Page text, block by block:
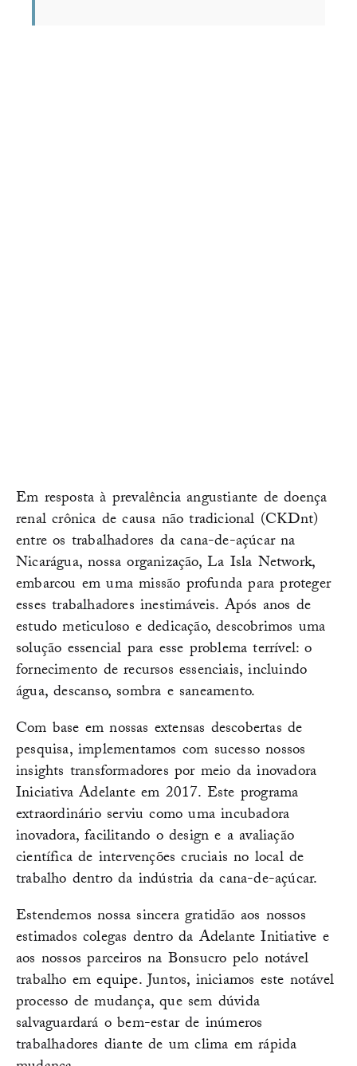
Em resposta à prevalência angustiante de doença
renal crônica de causa não tradicional (CKDnt)
entre os trabalhadores da cana-de-açúcar na
Nicarágua, nossa organização, La Isla Network,
embarcou em uma missão profunda para proteger
esses trabalhadores inestimáveis. Após anos de
estudo meticuloso e dedicação, descobrimos uma
solução essencial para esse problema terrível: o
fornecimento de recursos essenciais, incluindo
água, descanso, sombra e saneamento.
Com base em nossas extensas descobertas de
pesquisa, implementamos com sucesso nossos
insights transformadores por meio da inovadora
Iniciativa Adelante em 2017. Este programa
extraordinário serviu como uma incubadora
inovadora, facilitando o design e a avaliação
científica de intervenções cruciais no local de
trabalho dentro da indústria da cana-de-açúcar.
Estendemos nossa sincera gratidão aos nossos
estimados colegas dentro da Adelante Initiative e
aos nossos parceiros na Bonsucro pelo notável
trabalho em equipe. Juntos, iniciamos este notável
processo de mudança, que sem dúvida
salvaguardará o bem-estar de inúmeros
trabalhadores diante de um clima em rápida